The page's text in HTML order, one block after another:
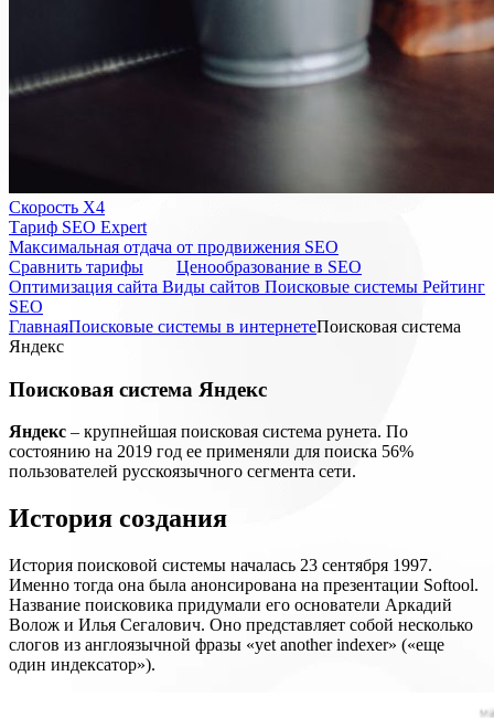
Скорость Х4
Тариф SEO Expert
Максимальная отдача от продвижения SEO
Cравнить тарифы
Ценообразование в SEO
Оптимизация сайта Виды сайтов Поисковые системы Рейтинг
SEO
ГлавнаяПоисковые системы в интернетеПоисковая система
Яндекс
Поисковая система Яндекс
Яндекс – крупнейшая поисковая система рунета. По
состоянию на 2019 год ее применяли для поиска 56%
пользователей русскоязычного сегмента сети.
История создания
История поисковой системы началась 23 сентября 1997.
Именно тогда она была анонсирована на презентации Softool.
Название поисковика придумали его основатели Аркадий
Волож и Илья Сегалович. Оно представляет собой несколько
слогов из англоязычной фразы «yet another indexer» («еще
один индексатор»).